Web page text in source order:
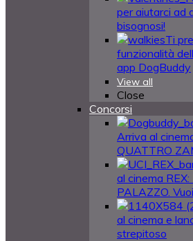
per aiutarci ad
bisognosi!
Ti
funzionalità
app DogBuddy
View all
Close
Concorsi
Arriva al
QUATTRO
al cinema
PALAZZO.
al cinema e
strepitoso